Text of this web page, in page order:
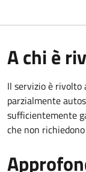
A chi è
Il servizio è rivolto
parzialmente
sufficientemente
che non